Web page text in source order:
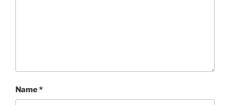
Name*